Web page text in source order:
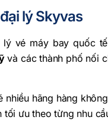
lý Skyvas
lý vé máy bay quốc
và các thành phố nối
nhiều hãng hàng
tối ưu theo từng nhu